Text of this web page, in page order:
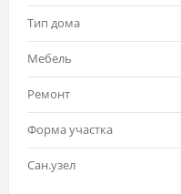
Тип дома
Мебель
Ремонт
Форма участка
Сан.узел